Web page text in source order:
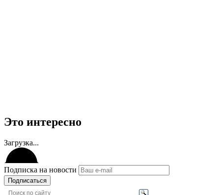
Это интересно
Загрузка...
Подписка на новости
Подписаться